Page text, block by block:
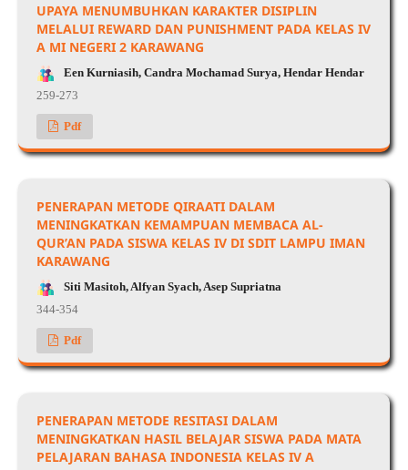
UPAYA MENUMBUHKAN KARAKTER DISIPLIN
MELALUI REWARD DAN PUNISHMENT PADA KELAS IV
A MI NEGERI 2 KARAWANG
Een Kurniasih, Candra Mochamad Surya, Hendar Hendar
259-273
Pdf
PENERAPAN METODE QIRAATI DALAM
MENINGKATKAN KEMAMPUAN MEMBACA AL-
QUR’AN PADA SISWA KELAS IV DI SDIT LAMPU IMAN
KARAWANG
Siti Masitoh, Alfyan Syach, Asep Supriatna
344-354
Pdf
PENERAPAN METODE RESITASI DALAM
MENINGKATKAN HASIL BELAJAR SISWA PADA MATA
PELAJARAN BAHASA INDONESIA KELAS IV A